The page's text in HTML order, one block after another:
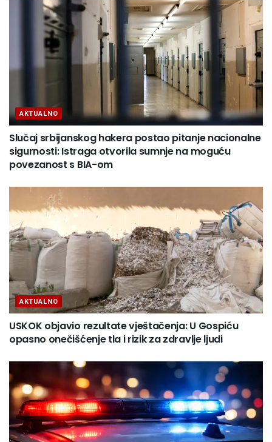
AKTUALNO
Slučaj srbijanskog hakera postao pitanje nacionalne
sigurnosti: Istraga otvorila sumnje na moguću
povezanost s BIA-om
AKTUALNO
USKOK objavio rezultate vještačenja: U Gospiću
opasno onečišćenje tla i rizik za zdravlje ljudi